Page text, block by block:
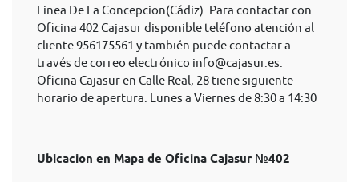
Linea De La Concepcion(Cádiz). Para contactar con
Oficina 402 Cajasur disponible teléfono atención al
cliente 956175561 y también puede contactar a
través de correo electrónico info@cajasur.es
Oficina Cajasur en Calle Real, 28 tiene siguiente
horario de apertura. Lunes a Viernes de 8:30 a 14:30
Ubicacion en Mapa de Oficina Cajasur №402